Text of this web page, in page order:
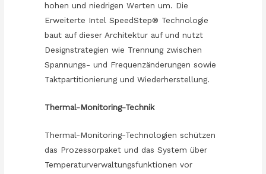
hohen und niedrigen Werten um. Die
Erweiterte Intel SpeedStep® Technologie
baut auf dieser Architektur auf und nutzt
Designstrategien wie Trennung zwischen
Spannungs- und Frequenzänderungen sowie
Taktpartitionierung und Wiederherstellung.
Thermal-Monitoring-Technik
Thermal-Monitoring-Technologien schützen
das Prozessorpaket und das System über
Temperaturverwaltungsfunktionen vor